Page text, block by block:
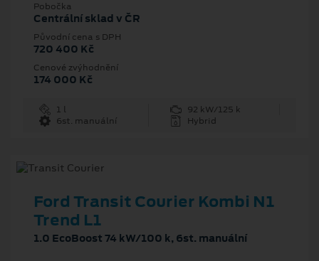
Pobočka
Centrální sklad v ČR
Původní cena s DPH
720 400 Kč
Cenové zvýhodnění
174 000 Kč
1 l
92 kW/125 k
6st. manuální
Hybrid
Ford Transit Courier Kombi N1
Trend L1
1.0 EcoBoost 74 kW/100 k, 6st. manuální